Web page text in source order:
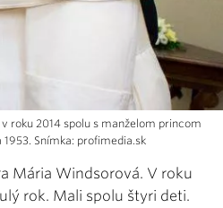
roku 2014 spolu s manželom princom
Snímka: profimedia.sk
Mária Windsorová. V roku
rok. Mali spolu štyri deti.